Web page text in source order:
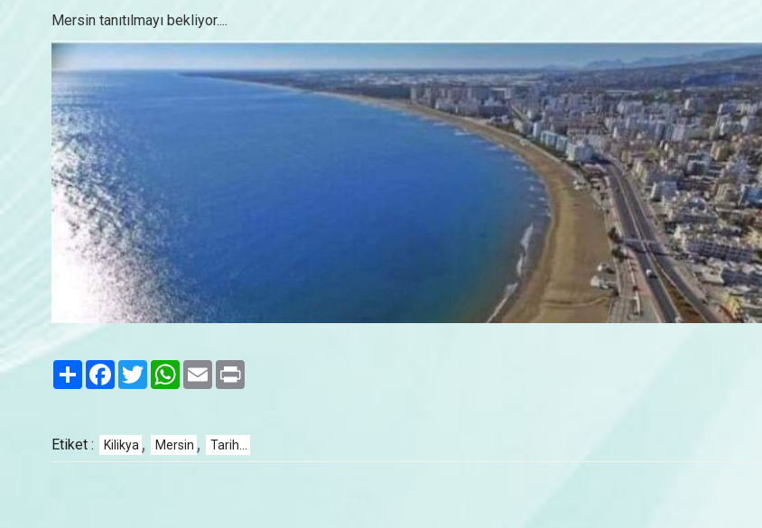
Mersin tanıtılmayı bekliyor....
PaylaşFacebook
TwitterWhatsApp
Email
Etiket : Kilikya , Mersin , Tarih...